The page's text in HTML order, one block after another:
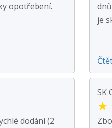
opotřebení.
je
dodání (2
SK
★